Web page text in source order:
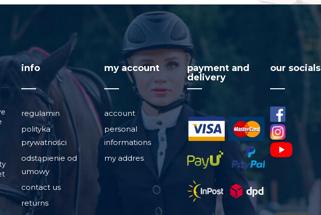
info
regulamin
polityka
prywatności
odstąpienie od
umowy
contact us
returns
my account
account
personal
informations
my addres
payment and
delivery
visa
our socials